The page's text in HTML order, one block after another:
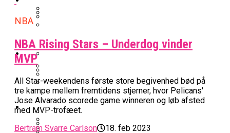
Værløse-Komet Skifter Til Den Bedste
Officielt: Bakken Skal Spille Champions
League-Kvalifikation
All-Star Guard Nærmer Sig Comeback
Efter Uhyggelig Skade
Anders Sommer Scorer Kæmpe Trænerjob
I EuroLeague
Sølv Til Tobias Jensen: Bayern Er Tysk
Mester Efter To Missede Ulm-Matchbolde
Karrieren I Schweiz
Efter ‘The Double’: Kvindebasketligaens
MVP Rykker Til Sverige
Podcast
Podcast: “Med Lars Og Torben Som
Trænere, Gav Man Sig 100 Procent”
Video
NBA
NBA Rising Stars – Underdog vinder
MVP
All Star-weekendens første store begivenhed bød på
tre kampe mellem fremtidens stjerner, hvor Pelicans'
Jose Alvarado scorede game winneren og løb afsted
med MVP-trofæet.
Bertram Svarre Carlson
18. feb 2023